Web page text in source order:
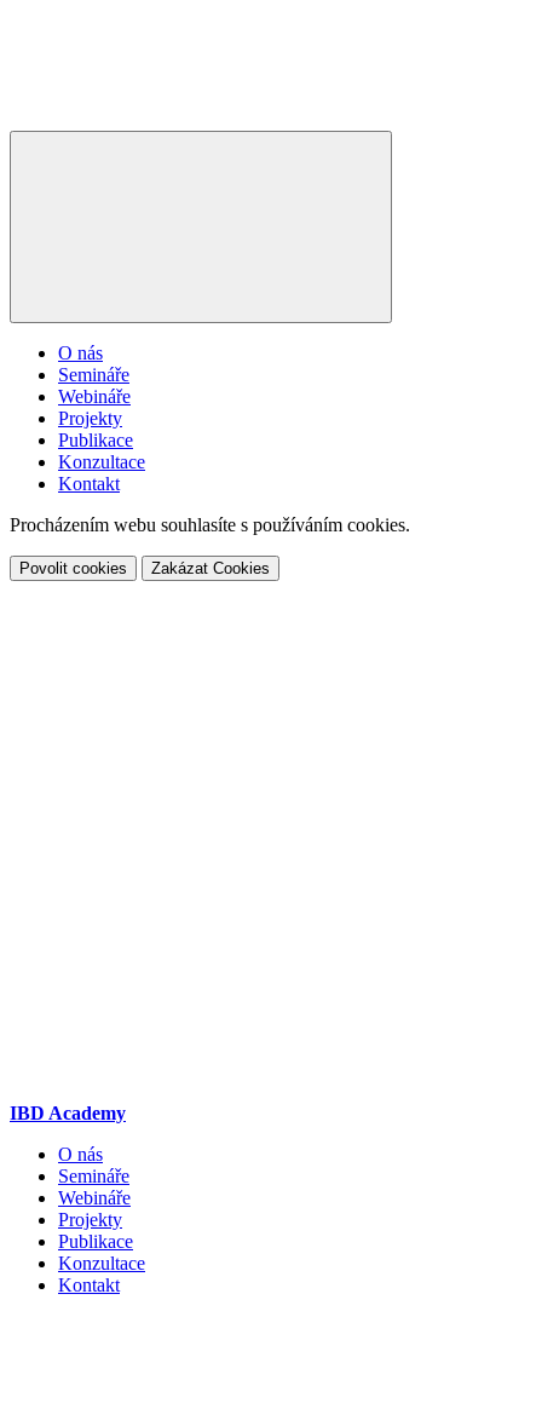
O nás
Semináře
Webináře
Projekty
Publikace
Konzultace
Kontakt
Procházením webu souhlasíte s používáním cookies.
Povolit cookies Zakázat Cookies
IBD Academy
O nás
Semináře
Webináře
Projekty
Publikace
Konzultace
Kontakt